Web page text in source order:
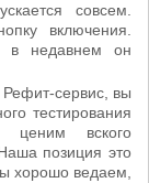
совсем.
включения.
в недавнем он
сервис, вы
тестирования
вского
позиция это
хорошо ведаем,